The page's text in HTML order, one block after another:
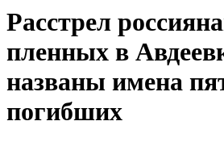
Расстрел
пленных в
названы имена
погибших